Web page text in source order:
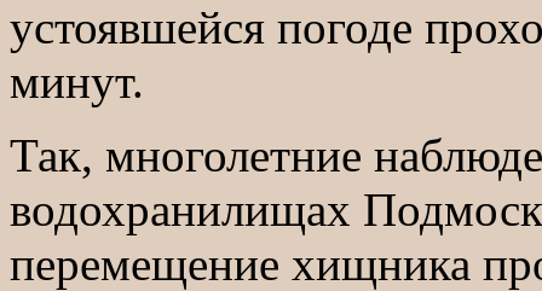
устоявшейся погоде
минут.
Так, многолетние
водохранилищах
перемещение хищника